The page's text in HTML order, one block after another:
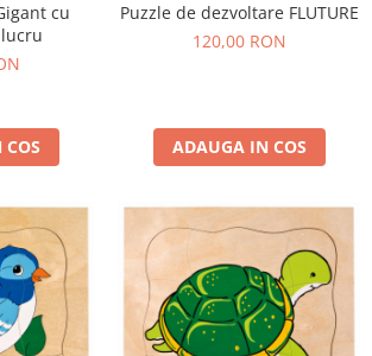
cu
Puzzle de dezvoltare FLUTURE
120,00 RON
ADAUGA IN COS